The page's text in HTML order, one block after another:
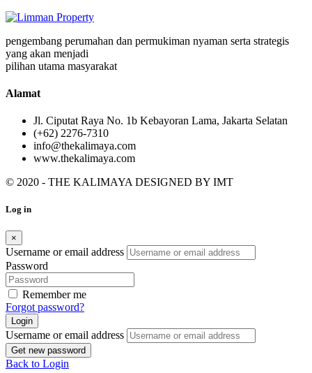
pengembang perumahan dan permukiman nyaman serta strategis
yang akan menjadi
pilihan utama masyarakat
Alamat
Jl. Ciputat Raya No. 1b Kebayoran Lama, Jakarta Selatan
(+62) 2276-7310
info@thekalimaya.com
www.thekalimaya.com
© 2020 - THE KALIMAYA DESIGNED BY IMT
Log in
×
Username or email address
Password
Remember me
Forgot password?
Login
Username or email address
Get new password
Back to Login